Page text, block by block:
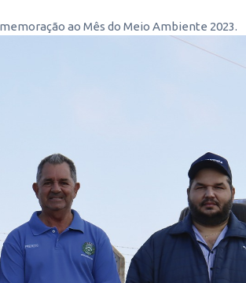
ao Mês do Meio Ambiente 2023.